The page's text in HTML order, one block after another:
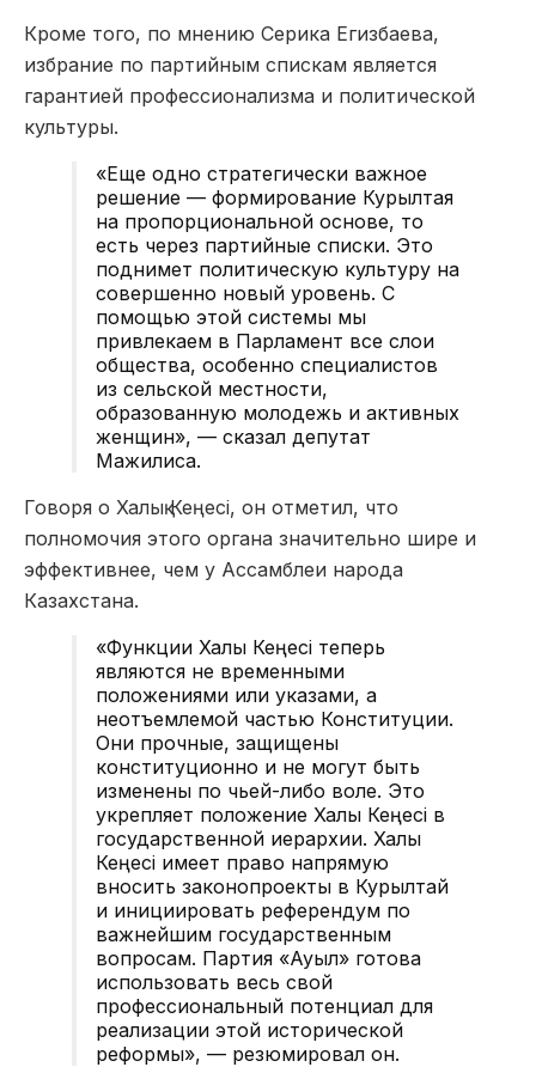
Кроме того, по мнению Серика Егизбаева,
избрание по партийным спискам является
гарантией профессионализма и политической
культуры.
«Еще одно стратегически важное
решение — формирование Курылтая
на пропорциональной основе, то
есть через партийные списки. Это
поднимет политическую культуру на
совершенно новый уровень. С
помощью этой системы мы
привлекаем в Парламент все слои
общества, особенно специалистов
из сельской местности,
образованную молодежь и активных
женщин», — сказал депутат
Мажилиса.
Говоря о Халық Кеңесі, он отметил, что
полномочия этого органа значительно шире и
эффективнее, чем у Ассамблеи народа
Казахстана.
«Функции Халық Кеңесі теперь
являются не временными
положениями или указами, а
неотъемлемой частью Конституции.
Они прочные, защищены
конституционно и не могут быть
изменены по чьей-либо воле. Это
укрепляет положение Халық Кеңесі в
государственной иерархии. Халық
Кеңесі имеет право напрямую
вносить законопроекты в Курылтай
и инициировать референдум по
важнейшим государственным
вопросам. Партия «Ауыл» готова
использовать весь свой
профессиональный потенциал для
реализации этой исторической
реформы», — резюмировал он.